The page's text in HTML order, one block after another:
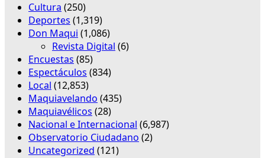
Cultura (250)
Deportes (1,319)
Don Maqui (1,086)
Revista Digital (6)
Encuestas (85)
Espectáculos (834)
Local (12,853)
Maquiavelando (435)
Maquiavélicos (28)
Nacional e Internacional (6,987)
Observatorio Ciudadano (2)
Uncategorized (121)